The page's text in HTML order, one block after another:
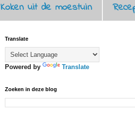
Koken uit de moestuin
Translate
Powered by Translate
Zoeken in deze blog